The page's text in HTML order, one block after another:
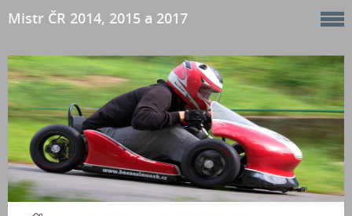
Mistr ČR 2014, 2015 a 2017